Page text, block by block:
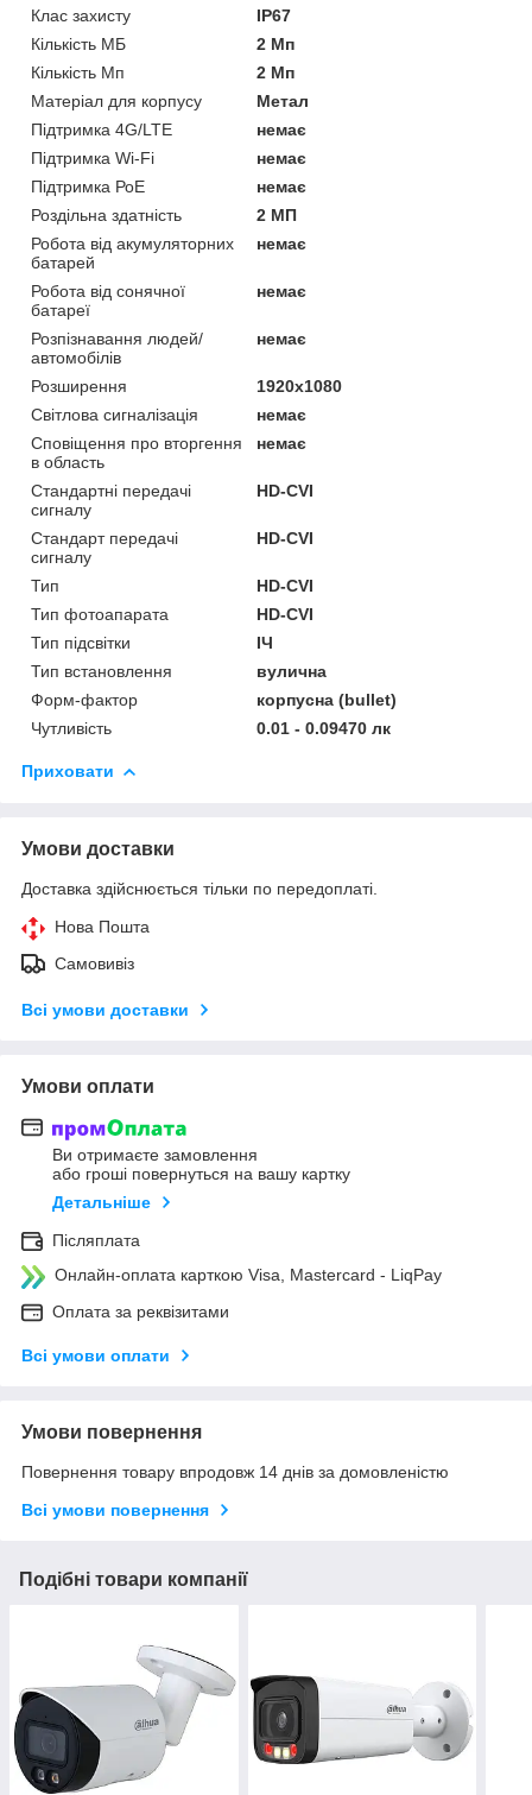
Клас захисту
IP67
Кількість МБ
2 Мп
Кількість Мп
2 Мп
Матеріал для корпусу
Метал
Підтримка 4G/LTE
немає
Підтримка Wi-Fi
немає
Підтримка РоЕ
немає
Роздільна здатність
2 МП
Робота від акумуляторних
батарей
немає
Робота від сонячної
батареї
немає
Розпізнавання людей/
автомобілів
немає
Розширення
1920х1080
Світлова сигналізація
немає
Сповіщення про вторгення
в область
немає
Стандартні передачі
сигналу
HD-CVI
Стандарт передачі
сигналу
HD-CVI
Тип
HD-CVI
Тип фотоапарата
HD-CVI
Тип підсвітки
ІЧ
Тип встановлення
вулична
Форм-фактор
корпусна (bullet)
Чутливість
0.01 - 0.09470 лк
Приховати
Умови доставки
Доставка здійснюється тільки по передоплаті.
Нова Пошта
Самовивіз
Всі умови доставки
Умови оплати
Ви отримаєте замовлення
або гроші повернуться на вашу картку
Детальніше
Післяплата
Онлайн-оплата карткою Visa, Mastercard - LiqPay
Оплата за реквізитами
Всі умови оплати
Умови повернення
Повернення товару впродовж 14 днів за домовленістю
Всі умови повернення
Подібні товари компанії